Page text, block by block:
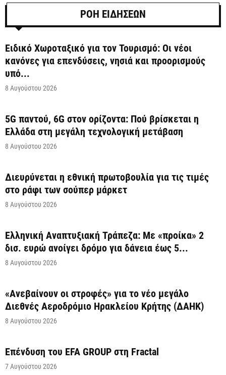
ΡΟΗ ΕΙΔΗΣΕΩΝ
Ειδικό Χωροταξικό για τον Τουρισμό: Οι νέοι
κανόνες για επενδύσεις, νησιά και προορισμούς
υπό...
8 Αυγούστου 2026
5G παντού, 6G στον ορίζοντα: Πού βρίσκεται η
Ελλάδα στη μεγάλη τεχνολογική μετάβαση
8 Αυγούστου 2026
Διευρύνεται η εθνική πρωτοβουλία για τις τιμές
στο ράφι των σούπερ μάρκετ
8 Αυγούστου 2026
Ελληνική Αναπτυξιακή Τράπεζα: Με «προίκα» 2
δισ. ευρώ ανοίγει δρόμο για δάνεια έως 5...
8 Αυγούστου 2026
«Ανεβαίνουν οι στροφές» για το νέο μεγάλο
Διεθνές Αεροδρόμιο Ηρακλείου Κρήτης (ΔΑΗΚ)
8 Αυγούστου 2026
Επένδυση του EFA GROUP στη Fractal
7 Αυγούστου 2026